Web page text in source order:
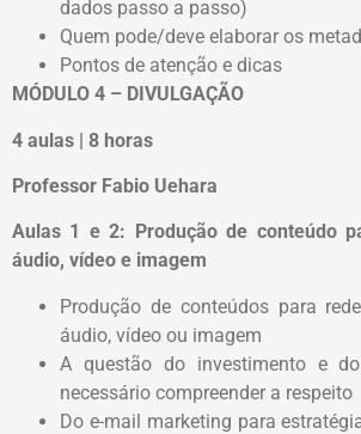
dados passo a passo)
Quem pode/deve elaborar os
Pontos de atenção e dicas
MÓDULO 4 – DIVULGAÇÃO
4 aulas | 8 horas
Professor Fabio Uehara
Aulas 1 e 2: Produção de conteúdo
áudio, vídeo e imagem
Produção de conteúdos para
áudio, vídeo ou imagem
A questão do investimento e
necessário compreender a respeito
Do e-mail marketing para